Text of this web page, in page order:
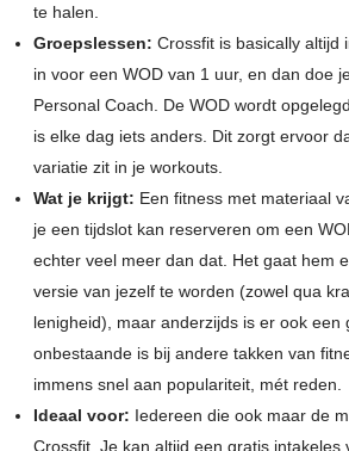
te halen.
Groepslessen: Crossfit is basically altijd
in voor een WOD van 1 uur, en dan doe
Personal Coach. De WOD wordt
is elke dag iets anders. Dit zorgt ervoor
variatie zit in je workouts.
Wat je krijgt: Een fitness met materiaal
je een tijdslot kan reserveren om een
echter veel meer dan dat. Het gaat hem
versie van jezelf te worden (zowel qua
lenigheid), maar anderzijds is er ook een
onbestaande is bij andere takken van
immens snel aan populariteit, mét reden.
Ideaal voor: Iedereen die ook maar de
Crossfit. Je kan altijd een gratis intakeles